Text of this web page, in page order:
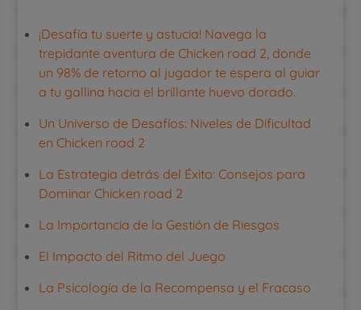
¡Desafía tu suerte y astucia! Navega la
trepidante aventura de Chicken road 2, donde
un 98% de retorno al jugador te espera al guiar
a tu gallina hacia el brillante huevo dorado.
Un Universo de Desafíos: Niveles de Dificultad
en Chicken road 2
La Estrategia detrás del Éxito: Consejos para
Dominar Chicken road 2
La Importancia de la Gestión de Riesgos
El Impacto del Ritmo del Juego
La Psicología de la Recompensa y el Fracaso